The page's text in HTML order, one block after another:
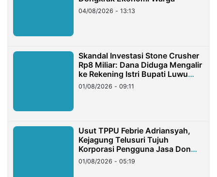
04/08/2026 - 13:13
Skandal Investasi Stone Crusher
Rp8 Miliar: Dana Diduga Mengalir
ke Rekening Istri Bupati Luwu
Timur
01/08/2026 - 09:11
Usut TPPU Febrie Adriansyah,
Kejagung Telusuri Tujuh
Korporasi Pengguna Jasa Don
Ritto
01/08/2026 - 05:19